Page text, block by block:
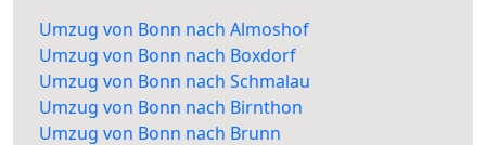
Umzug von Bonn nach Almoshof
Umzug von Bonn nach Boxdorf
Umzug von Bonn nach Schmalau
Umzug von Bonn nach Birnthon
Umzug von Bonn nach Brunn